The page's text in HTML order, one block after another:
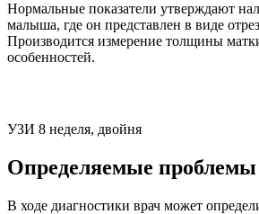
Нормальные показатели утверждают
малыша, где он представлен в виде
Производится измерение толщины
особенностей.
УЗИ 8 неделя, двойня
Определяемые проблемы
В ходе диагностики врач может